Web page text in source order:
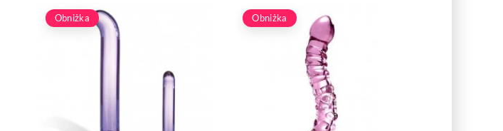
Obniżka Obniżka